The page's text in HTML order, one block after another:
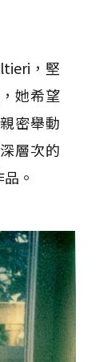
，堅
她希望
密舉動
層次的
。